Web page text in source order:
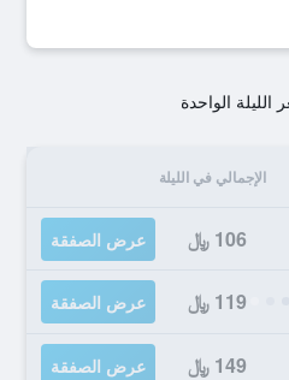
الواحدة
الإجمالي في الليلة
106 ﷼ عرض الصفقة
119 ﷼ عرض الصفقة
149 ﷼ عرض الصفقة